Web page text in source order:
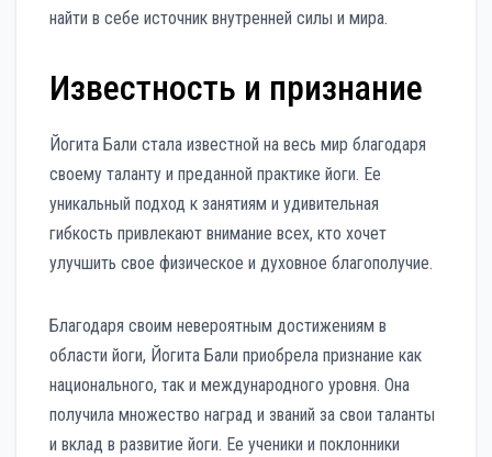
найти в себе источник внутренней силы и мира.
Известность и признание
Йогита Бали стала известной на весь мир благодаря
своему таланту и преданной практике йоги. Ее
уникальный подход к занятиям и удивительная
гибкость привлекают внимание всех, кто хочет
улучшить свое физическое и духовное благополучие.
Благодаря своим невероятным достижениям в
области йоги, Йогита Бали приобрела признание как
национального, так и международного уровня. Она
получила множество наград и званий за свои таланты
и вклад в развитие йоги. Ее ученики и поклонники